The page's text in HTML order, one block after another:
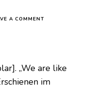
A COMMENT
„We are like
im